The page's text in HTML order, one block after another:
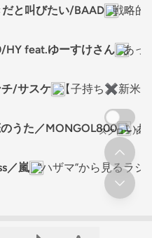
だと叫びたい/BAAD 戦略的
HY feat.ゆーすけさん あっ
チ/サスケ 【子持ち✖️新米管
のうた／MONGOL800 いわ
／嵐 “ハザマ”から見るラジ
スクロール